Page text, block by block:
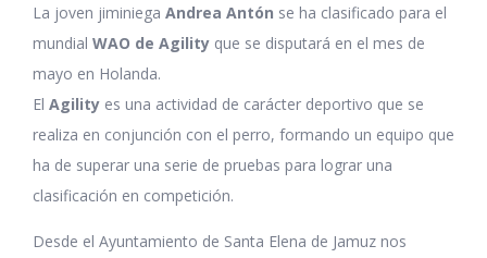
La joven jiminiega Andrea Antón se ha clasificado para el
mundial WAO de Agility que se disputará en el mes de
mayo en Holanda.
El Agility es una actividad de carácter deportivo que se
realiza en conjunción con el perro, formando un equipo que
ha de superar una serie de pruebas para lograr una
clasificación en competición.
Desde el Ayuntamiento de Santa Elena de Jamuz nos